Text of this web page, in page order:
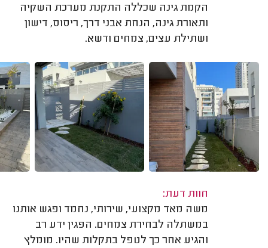
הקמת גינה שכללה התקנת מערכת השקיה
ותאורת גינה, הנחת אבני דרך, ריסוס, דישון
ושתילת עצים, צמחים ודשא.
חוות דעת:
משה מאד מקצועי, שירותי, נחמד ופגש אותנו
במשתלה לבחירת צמחים. הפגין ידע רב
והגיע אחר כך לטפל בתקלות שהיו. מומלץ